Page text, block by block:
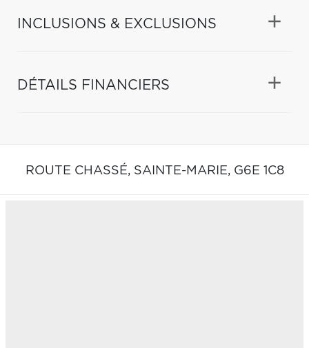
INCLUSIONS & EXCLUSIONS
DÉTAILS FINANCIERS
ROUTE CHASSÉ, SAINTE-MARIE, G6E 1C8